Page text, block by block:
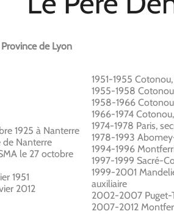
de Lyon
1925 à Nanterre
de Nanterre
le 27 octobre
1951
2012
1951-1955
1955-1958
1958-1966
1966-1974
1974-1978 Paris,
1978-1993
1994-1996
1997-1999 Sacré-
1999-2001
auxiliaire
2002-2007 Puget-
2007-2012